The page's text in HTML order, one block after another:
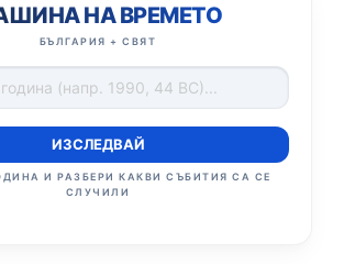
НА ВРЕМЕТО
БЪЛГАРИЯ + СВЯТ
ИЗСЛЕДВАЙ
И РАЗБЕРИ КАКВИ СЪБИТИЯ СА СЕ
СЛУЧИЛИ